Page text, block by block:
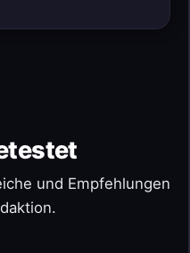
und Empfehlungen